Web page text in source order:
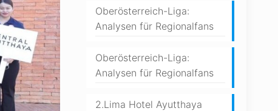
Oberösterreich-Liga:
Analysen für Regionalfans
Oberösterreich-Liga:
Analysen für Regionalfans
2.Lima Hotel Ayutthaya